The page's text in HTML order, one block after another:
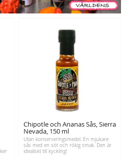
Chipotle och Ananas Sås, Sierra
Nevada, 150 ml
Utan konserveringsmedel. En mjukare
sås med en söt och rökig smak. Den är
idealiskt till kyckling!